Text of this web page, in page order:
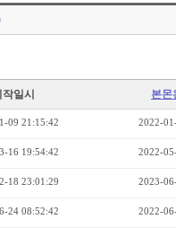
일시 본몬
09 21:15:42 2022-
16 19:54:42 2022-
18 23:01:29 2023-
24 08:52:42 2022-